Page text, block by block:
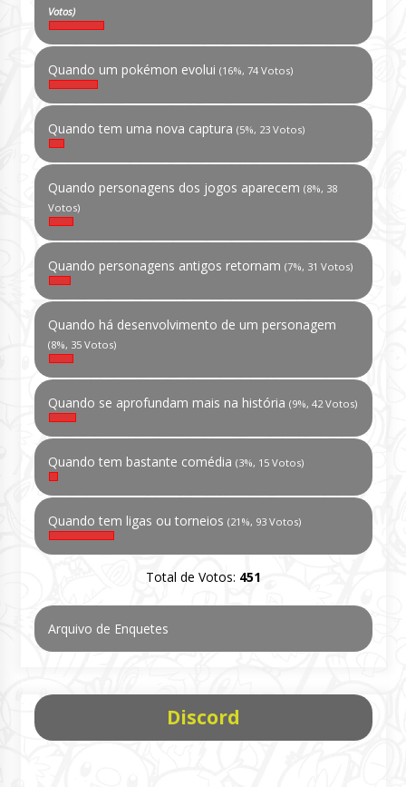
Votos)
Quando um pokémon evolui (16%, 74 Votos)
Quando tem uma nova captura (5%, 23 Votos)
Quando personagens dos jogos aparecem (8%, 38
Votos)
Quando personagens antigos retornam (7%, 31 Votos)
Quando há desenvolvimento de um personagem
(8%, 35 Votos)
Quando se aprofundam mais na história (9%, 42 Votos)
Quando tem bastante comédia (3%, 15 Votos)
Quando tem ligas ou torneios (21%, 93 Votos)
Total de Votos: 451
Arquivo de Enquetes
Discord